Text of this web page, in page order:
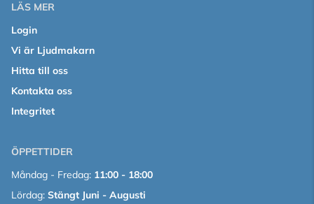
LÄS MER
Login
Vi är Ljudmakarn
Hitta till oss
Kontakta oss
Integritet
ÖPPETTIDER
Måndag - Fredag: 11:00 - 18:00
Lördag: Stängt Juni - Augusti